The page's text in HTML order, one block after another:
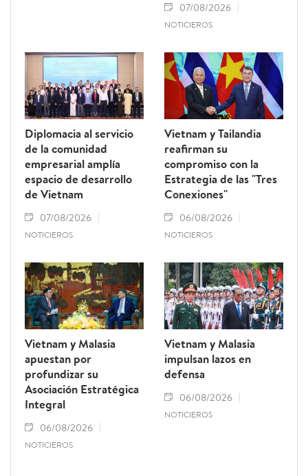
07/08/2026
NOTICIEROS
Diplomacia al servicio
de la comunidad
empresarial amplía
espacio de desarrollo
de Vietnam
07/08/2026
NOTICIEROS
Vietnam y Tailandia
reafirman su
compromiso con la
Estrategia de las "Tres
Conexiones"
06/08/2026
NOTICIEROS
Vietnam y Malasia
apuestan por
profundizar su
Asociación Estratégica
Integral
06/08/2026
NOTICIEROS
Vietnam y Malasia
impulsan lazos en
defensa
06/08/2026
NOTICIEROS